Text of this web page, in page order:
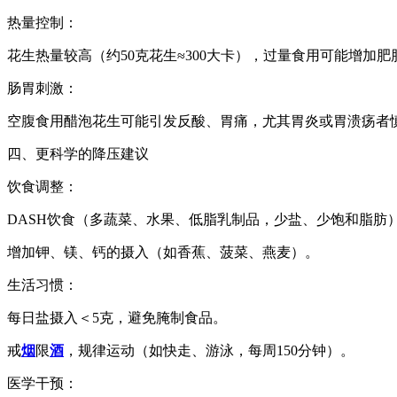
热量控制：
花生热量较高（约50克花生≈300大卡），过量食用可能增加肥
肠胃刺激：
空腹食用醋泡花生可能引发反酸、胃痛，尤其胃炎或胃溃疡者
四、更科学的降压建议
饮食调整：
DASH饮食（多蔬菜、水果、低脂乳制品，少盐、少饱和脂肪）
增加钾、镁、钙的摄入（如香蕉、菠菜、燕麦）。
生活习惯：
每日盐摄入＜5克，避免腌制食品。
戒烟 限酒 ，规律运动（如快走、游泳，每周150分钟）。
医学干预：